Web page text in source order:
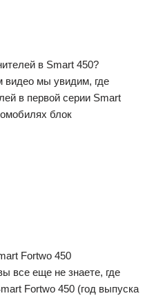
в Smart 450?
видео мы увидим, где
в первой серии Smart
блок
Fortwo 450
все еще не знаете, где
Fortwo 450 (год выпуска